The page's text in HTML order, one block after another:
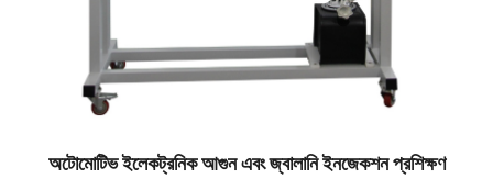
অটোমোটিভ ইলেকট্রনিক আগুন এবং জ্বালানি ইনজেকশন প্রশিক্ষণ